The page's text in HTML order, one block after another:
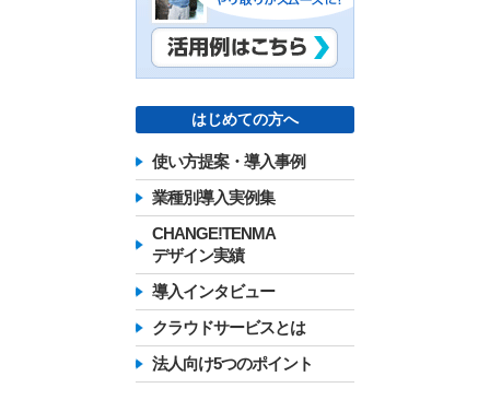
はじめての方へ
使い方提案・導入事例
業種別導入実例集
CHANGE!TENMA
デザイン実績
導入インタビュー
クラウドサービスとは
法人向け5つのポイント